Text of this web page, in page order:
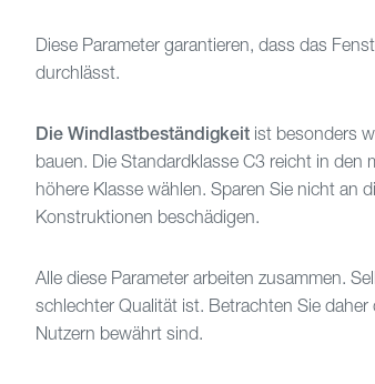
Diese Parameter garantieren, dass das
durchlässt.
Die Windlastbeständigkeitist besonders
bauen. Die Standardklasse C3 reicht in den
höhere Klasse wählen. Sparen Sie nicht an
Konstruktionen beschädigen.
Alle diese Parameter arbeiten zusammen.
schlechter Qualität ist. Betrachten Sie
Nutzern bewährt sind.